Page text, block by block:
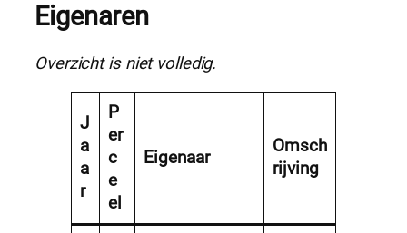
Eigenaren
Overzicht is niet volledig.
J
a
a
r
P
er
c
e
el
Eigenaar
Omsch
rijving